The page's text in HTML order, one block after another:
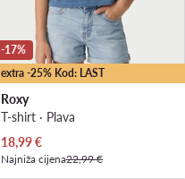
extra -25% Kod: LAST
-17%
Roxy
T-shirt · Plava
Trenutna cijena
18,99€
Najniža cijena22,99 €